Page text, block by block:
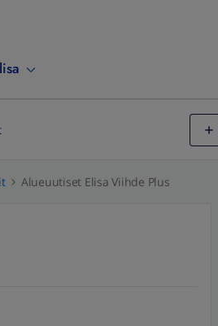
Alueuutiset Elisa Viihde Plus